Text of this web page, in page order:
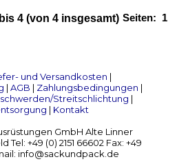
Seiten: 1
bis 4 (von 4 insgesamt)
und Versandkosten |
| AGB | Zahlungsbedingungen |
Streitschlichtung |
| Kontakt
GmbH Alte Linner
Tel: +49 (0) 2151 66602 Fax: +49
info@sackundpack.de